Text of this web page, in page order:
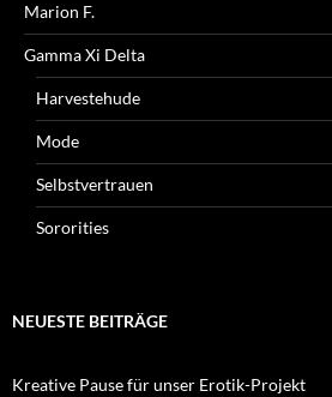
Marion F.
Gamma Xi Delta
Harvestehude
Mode
Selbstvertrauen
Sororities
NEUESTE BEITRÄGE
Kreative Pause für unser Erotik-Projekt